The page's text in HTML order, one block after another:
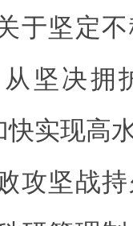
于坚定
坚决拥
快实现高
攻坚战